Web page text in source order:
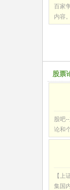
百家
内容。
股票
股吧
论和
【
集国